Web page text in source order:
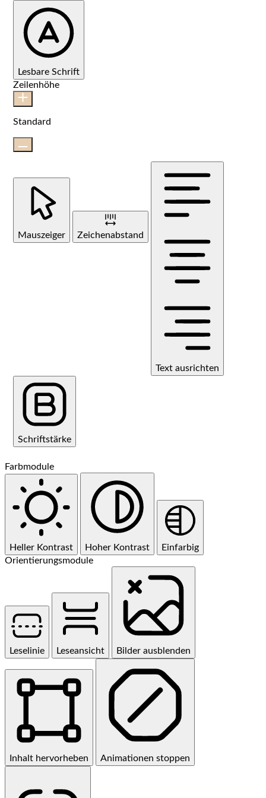
Lesbare Schrift
Zeilenhöhe
Standard
Mauszeiger Zeichenabstand
Text ausrichten
Schriftstärke
Farbmodule
Heller Kontrast Hoher Kontrast
Einfarbig
Orientierungsmodule
Leselinie Leseansicht Bilder ausblenden
Inhalt hervorheben Animationen stoppen